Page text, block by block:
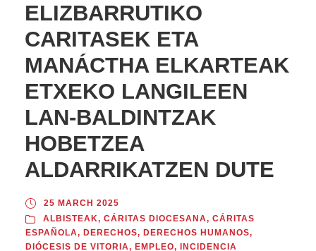
ELIZBARRUTIKO
CARITASEK ETA
MANÁCTHA ELKARTEAK
ETXEKO LANGILEEN
LAN-BALDINTZAK
HOBETZEA
ALDARRIKATZEN DUTE
25 MARCH 2025
ALBISTEAK, CÁRITAS DIOCESANA, CÁRITAS
ESPAÑOLA, DERECHOS, DERECHOS HUMANOS,
DIÓCESIS DE VITORIA, EMPLEO, INCIDENCIA